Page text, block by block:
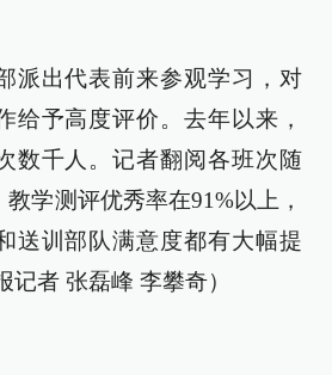
派出代表前来参观学习，对
给予高度评价。去年以来，
数千人。记者翻阅各班次随
学测评优秀率在91%以上，
送训部队满意度都有大幅提
记者 张磊峰 李攀奇）